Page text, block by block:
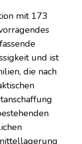
mit 173
und ist
die nach